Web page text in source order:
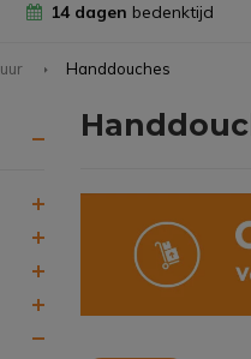
14 dagen bedenktijd
Handdouches